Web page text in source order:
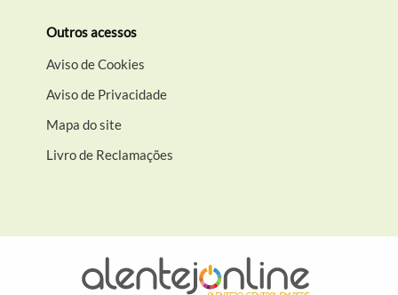
Outros acessos
Aviso de Cookies
Aviso de Privacidade
Mapa do site
Livro de Reclamações